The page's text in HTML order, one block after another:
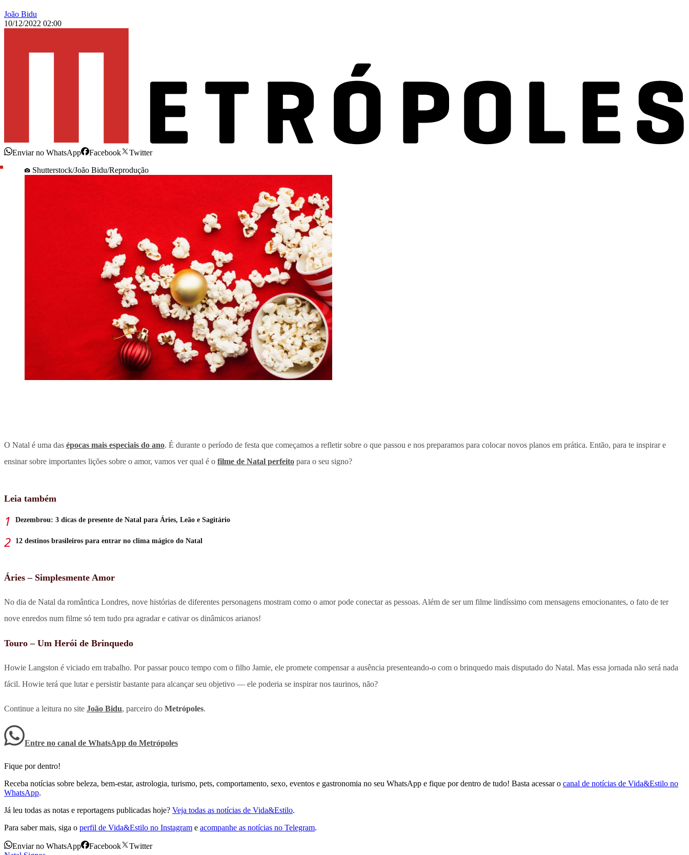
João Bidu
10/12/2022 02:00
Enviar no WhatsApp Facebook
Twitter
Shutterstock/João Bidu/Reprodução
O Natal é uma das épocas mais especiais do ano. É durante o período de festa que começamos a refletir sobre o que passou e nos preparamos para colocar novos planos em prática. Então, para te inspirar e
ensinar sobre importantes lições sobre o amor, vamos ver qual é o filme de Natal perfeito para o seu signo?
Leia também
Dezembrou: 3 dicas de presente de Natal para Áries, Leão e Sagitário
12 destinos brasileiros para entrar no clima mágico do Natal
Áries – Simplesmente Amor
No dia de Natal da romântica Londres, nove histórias de diferentes personagens mostram como o amor pode conectar as pessoas. Além de ser um filme lindíssimo com mensagens emocionantes, o fato de ter
nove enredos num filme só tem tudo pra agradar e cativar os dinâmicos arianos!
Touro – Um Herói de Brinquedo
Howie Langston é viciado em trabalho. Por passar pouco tempo com o filho Jamie, ele promete compensar a ausência presenteando-o com o brinquedo mais disputado do Natal. Mas essa jornada não será nada
fácil. Howie terá que lutar e persistir bastante para alcançar seu objetivo — ele poderia se inspirar nos taurinos, não?
Continue a leitura no site João Bidu, parceiro do Metrópoles.
Entre no canal de WhatsApp do Metrópoles
Fique por dentro!
Receba notícias sobre beleza, bem-estar, astrologia, turismo, pets, comportamento, sexo, eventos e gastronomia no seu WhatsApp e fique por dentro de tudo! Basta acessar o canal de notícias de Vida&Estilo no
WhatsApp.
Já leu todas as notas e reportagens publicadas hoje? Veja todas as notícias de Vida&Estilo.
Para saber mais, siga o perfil de Vida&Estilo no Instagram e acompanhe as notícias no Telegram.
Enviar no WhatsApp Facebook
Twitter